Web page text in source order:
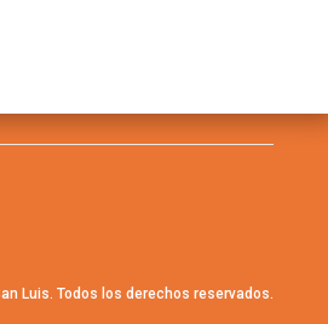
Luis. Todos los derechos reservados.